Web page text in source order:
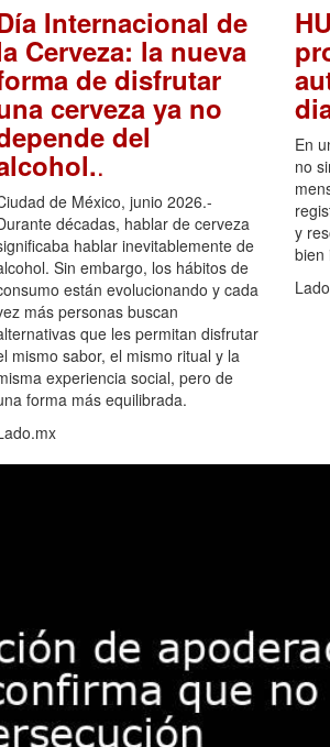
Internacional de
Cerveza: la nueva
de disfrutar
cerveza ya no
del
.
de México, junio 2026.-
décadas, hablar de cerveza
hablar inevitablemente de
Sin embargo, los hábitos de
están evolucionando y cada
más personas buscan
que les permitan disfrutar
mismo sabor, el mismo ritual y la
experiencia social, pero de
forma más equilibrada.
En
no
y
bien